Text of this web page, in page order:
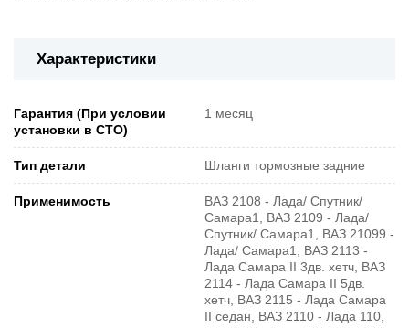
Характеристики
Гарантия (При условии
установки в СТО)
1 месяц
Тип детали Шланги тормозные задние
Применимость
ВАЗ 2108 - Лада/ Спутник/
Самара1, ВАЗ 2109 - Лада/
Спутник/ Самара1, ВАЗ 21099 -
Лада/ Самара1, ВАЗ 2113 -
Лада Самара II 3дв. хетч, ВАЗ
2114 - Лада Самара II 5дв.
хетч, ВАЗ 2115 - Лада Самара
II седан, ВАЗ 2110 - Лада 110,